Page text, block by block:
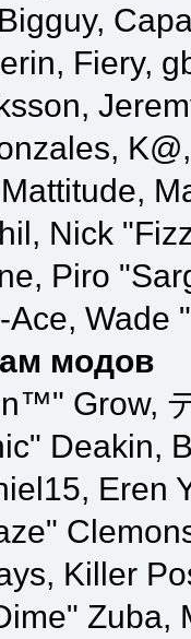
Fiery,
Nick
Piro
Ace,
модов
Grow,
Deakin,
Eren
Killer
Zuba,